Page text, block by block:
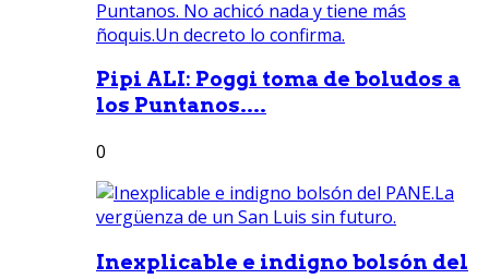
Pipi ALI: Poggi toma de boludos a
los Puntanos....
0
Inexplicable e indigno bolsón del